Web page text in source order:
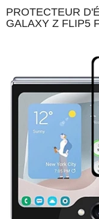
PROTECTEUR
GALAXY Z FLIP5